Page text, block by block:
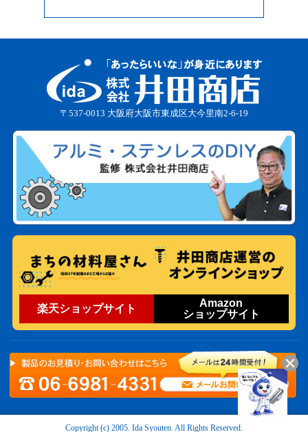
〒537-0013 大阪府大阪市東成区大今里南2-6-19
楽天ショップサイト
Amazon
ショップサイト
Copyright (c) 2005. Ida Syouten. All Rights Reserved.